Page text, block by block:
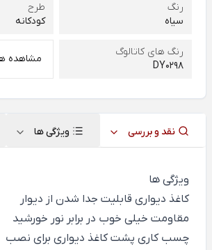
رنگ
سیاه
طرح
کودکانه
رنگ های کاتالوگ
DY0298
مشاهده
نقد و بررسی ویژگی ها
ویژگی ها
کاغذ دیواری قابلیت جدا شدن از دیوار
مقاومت خیلی خوب در برابر نور خورشید
چسب کاری پشت کاغذ دیواری برای نصب